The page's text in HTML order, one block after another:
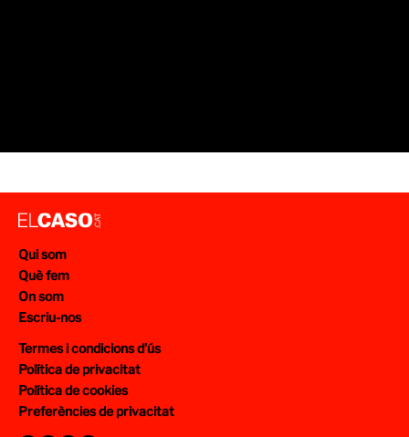
Qui som
Què fem
On som
Escriu-nos
Termes i condicions d’ús
Política de privacitat
Política de cookies
Preferències de privacitat